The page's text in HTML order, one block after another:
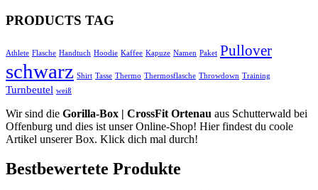
PRODUCTS TAG
Athlete Flasche Handtuch Hoodie Kaffee Kapuze Namen Paket Pullover
schwarz Shirt Tasse Thermo Thermosflasche Throwdown Training
Turnbeutel weiß
Wir sind die Gorilla-Box | CrossFit Ortenau aus Schutterwald bei
Offenburg und dies ist unser Online-Shop! Hier findest du coole
Artikel unserer Box. Klick dich mal durch!
Bestbewertete Produkte